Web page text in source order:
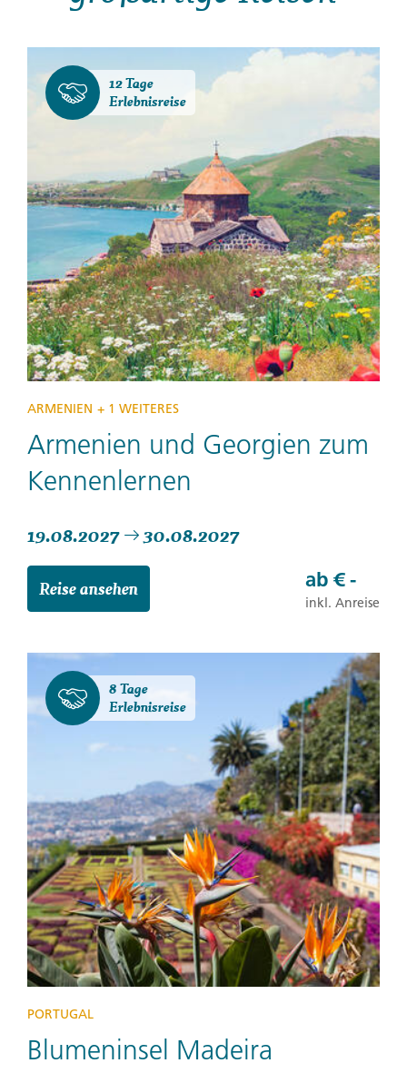
12 Tage
Erlebnisreise
ARMENIEN + 1 WEITERES
Armenien und Georgien zum
Kennenlernen
19.08.2027 30.08.2027
Reise ansehen ab € -
inkl. Anreise
8 Tage
Erlebnisreise
PORTUGAL
Blumeninsel Madeira